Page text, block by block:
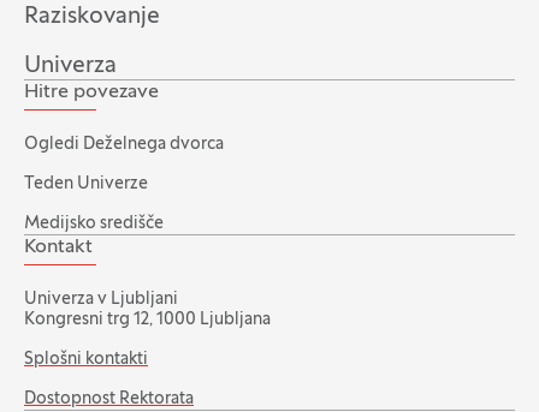
Raziskovanje
Univerza
Hitre povezave
Ogledi Deželnega dvorca
Teden Univerze
Medijsko središče
Kontakt
Univerza v Ljubljani
Kongresni trg 12, 1000 Ljubljana
Splošni kontakti
Dostopnost Rektorata